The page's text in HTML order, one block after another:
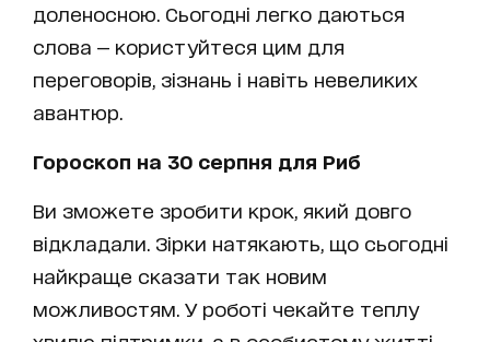
доленосною. Сьогодні легко даються
слова — користуйтеся цим для
переговорів, зізнань і навіть невеликих
авантюр.
Гороскоп на 30 серпня для Риб
Ви зможете зробити крок, який довго
відкладали. Зірки натякають, що сьогодні
найкраще сказати так новим
можливостям. У роботі чекайте теплу